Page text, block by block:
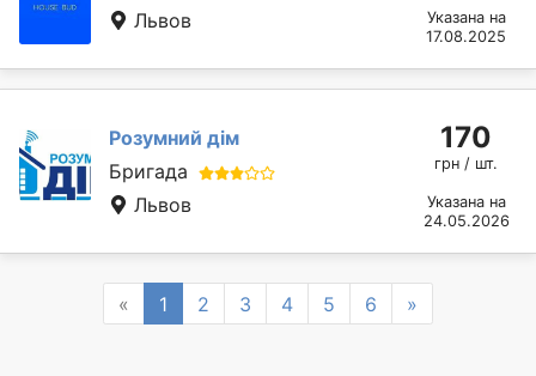
Львов
Указана на
17.08.2025
Розумний дім
Бригада
Львов
170
грн / шт.
Указана на
24.05.2026
« Previous
1 2 3 4 5 6 »